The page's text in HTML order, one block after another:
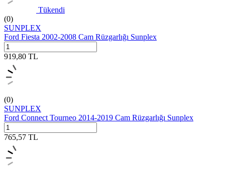
Tükendi
(0)
SUNPLEX
Ford Fiesta 2002-2008 Cam Rüzgarlığı Sunplex
919,80 TL
(0)
SUNPLEX
Ford Connect Tourneo 2014-2019 Cam Rüzgarlığı Sunplex
765,57 TL